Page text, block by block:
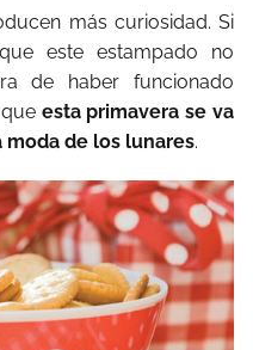
más curiosidad. Si
este estampado no
de haber funcionado
esta primavera se va
de los lunares.